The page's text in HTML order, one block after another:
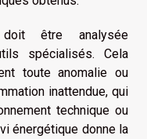
doit être analysée
spécialisés. Cela
toute anomalie ou
inattendue, qui
technique ou
énergétique donne la